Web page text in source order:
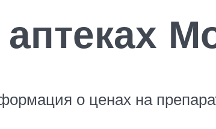
аптеках
о ценах на